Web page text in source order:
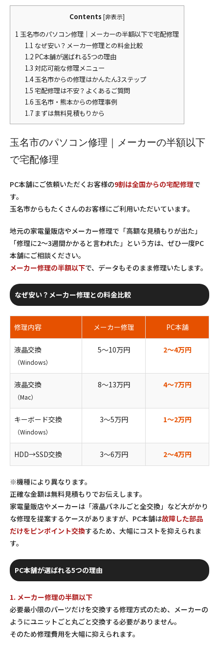
Contents [非表示]
1 玉名市のパソコン修理｜メーカーの半額以下で宅配修理
1.1 なぜ安い？メーカー修理との料金比較
1.2PC本舗が選ばれる5つの理由
1.3 対応可能な修理メニュー
1.4玉名市からの修理はかんたん3ステップ
1.5 宅配修理は不安？よくあるご質問
1.6玉名市・熊本からの修理事例
1.7まずは無料見積もりから
玉名市のパソコン修理｜メーカーの半額以下
で宅配修理
PC本舗にご依頼いただくお客様の9割は全国からの宅配修理で
す。
玉名市からもたくさんのお客様にご利用いただいています。
地元の家電量販店やメーカー修理で「高額な見積もりが出た」
「修理に2〜3週間かかると言われた」という方は、ぜひ一度PC
本舗にご相談ください。
メーカー修理の半額以下で、データもそのまま修理いたします。
なぜ安い？メーカー修理との料金比較
修理内容 メーカー修理 PC本舗
液晶交換
（Windows）
5〜10万円 2〜4万円
液晶交換
（Mac）
8〜13万円 4〜7万円
キーボード交換
（Windows）
3〜5万円 1〜2万円
HDD→SSD交換 3〜6万円 2〜4万円
※機種により異なります。
正確な金額は無料見積もりでお伝えします。
家電量販店やメーカーは「液晶パネルごと全交換」など大がかり
な修理を提案するケースがありますが、PC本舗は故障した部品
だけをピンポイント交換するため、大幅にコストを抑えられま
す。
PC本舗が選ばれる5つの理由
1. メーカー修理の半額以下
必要最小限のパーツだけを交換する修理方式のため、メーカーの
ようにユニットごと丸ごと交換する必要がありません。
そのため修理費用を大幅に抑えられます。